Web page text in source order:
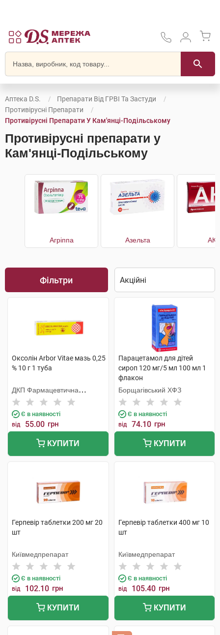
Аптека D.S.
Препарати Від ГРВІ Та Застуди
Противірусні Препарати
Противірусні Препарати У Кам'янці-Подільському
Противірусні препарати у
Кам'янці-Подільському
Агріппа Азельта АКК
Фільтри
Оксолін Arbor Vitae мазь 0,25
% 10 г 1 туба
ДКП Фармацевтична
фабрика
Є в наявності
від 55.00 грн
КУПИТИ
Парацетамол для дітей
сироп 120 мг/5 мл 100 мл 1
флакон
Борщагівський ХФЗ
Є в наявності
від 74.10 грн
КУПИТИ
Герпевір таблетки 200 мг 20
шт
Київмедпрепарат
Є в наявності
від 102.10 грн
КУПИТИ
Герпевір таблетки 400 мг 10
шт
Київмедпрепарат
Є в наявності
від 105.40 грн
КУПИТИ